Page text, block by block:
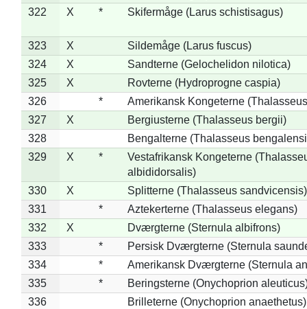
322
X * Skifermåge (Larus schistisagus)
323 X
Sildemåge (Larus fuscus)
324
X
Sandterne (Gelochelidon nilotica)
325
X
Rovterne (Hydroprogne caspia)
326
*
Amerikansk Kongeterne
327
X
Bergiusterne (Thalasseus bergii)
328
Bengalterne (Thalasseus
329
X *
Vestafrikansk Kongeterne
albididorsalis)
330
X
Splitterne (Thalasseus sandvicensis)
331
*
Aztekerterne (Thalasseus elegans)
332
X
Dværgterne (Sternula albifrons)
333
*
Persisk Dværgterne (Sternula
334
*
Amerikansk Dværgterne (Sternula
335
*
Beringsterne (Onychoprion
336
Brilleterne (Onychoprion anaethetus)